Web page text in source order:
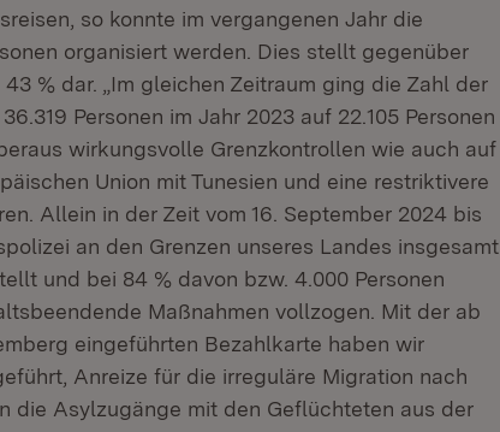
so konnte im vergangenen Jahr die
organisiert werden. Dies stellt gegenüber
% dar. „Im gleichen Zeitraum ging die Zahl der
Personen im Jahr 2023 auf 22.105 Personen
wirkungsvolle Grenzkontrollen wie auch auf
Union mit Tunesien und eine restriktivere
Allein in der Zeit vom 16. September 2024 bis
an den Grenzen unseres Landes insgesamt
und bei 84 % davon bzw. 4.000 Personen
Maßnahmen vollzogen. Mit der ab
eingeführten Bezahlkarte haben wir
Anreize für die irreguläre Migration nach
die Asylzugänge mit den Geflüchteten aus der